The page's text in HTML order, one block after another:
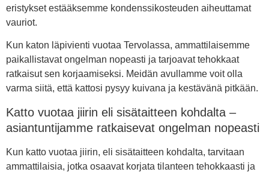
eristykset estääksemme kondenssikosteuden aiheuttamat
vauriot.
Kun katon läpivienti vuotaa Tervolassa, ammattilaisemme
paikallistavat ongelman nopeasti ja tarjoavat tehokkaat
ratkaisut sen korjaamiseksi. Meidän avullamme voit olla
varma siitä, että kattosi pysyy kuivana ja kestävänä pitkään.
Katto vuotaa jiirin eli sisätaitteen kohdalta –
asiantuntijamme ratkaisevat ongelman nopeasti
Kun katto vuotaa jiirin, eli sisätaitteen kohdalta, tarvitaan
ammattilaisia, jotka osaavat korjata tilanteen tehokkaasti ja